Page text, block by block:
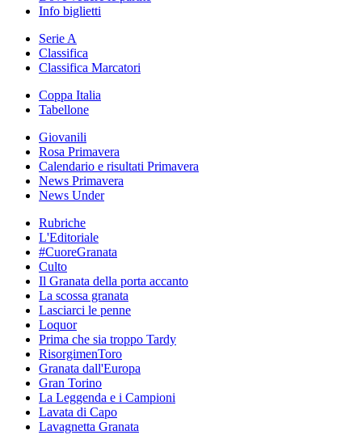
Info biglietti
Serie A
Classifica
Classifica Marcatori
Coppa Italia
Tabellone
Giovanili
Rosa Primavera
Calendario e risultati Primavera
News Primavera
News Under
Rubriche
L'Editoriale
#CuoreGranata
Culto
Il Granata della porta accanto
La scossa granata
Lasciarci le penne
Loquor
Prima che sia troppo Tardy
RisorgimenToro
Granata dall'Europa
Gran Torino
La Leggenda e i Campioni
Lavata di Capo
Lavagnetta Granata